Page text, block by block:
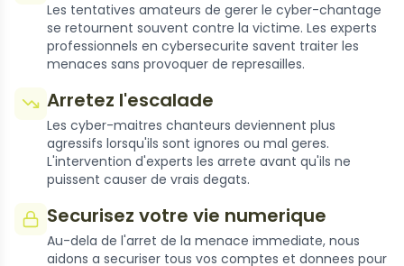
Les tentatives amateurs de gerer le cyber-chantage
se retournent souvent contre la victime. Les experts
professionnels en cybersecurite savent traiter les
menaces sans provoquer de represailles.
Arretez l'escalade
Les cyber-maitres chanteurs deviennent plus
agressifs lorsqu'ils sont ignores ou mal geres.
L'intervention d'experts les arrete avant qu'ils ne
puissent causer de vrais degats.
Securisez votre vie numerique
Au-dela de l'arret de la menace immediate, nous
aidons a securiser tous vos comptes et donnees pour